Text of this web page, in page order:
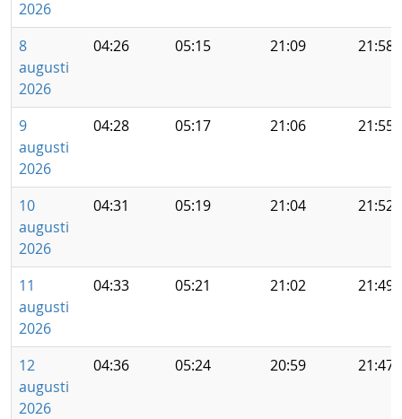
2026
8
augusti
2026
04:26 05:15 21:09 21:58
9
augusti
2026
04:28 05:17 21:06 21:55
10
augusti
2026
04:31 05:19 21:04 21:52
11
augusti
2026
04:33 05:21 21:02 21:49
12
augusti
2026
04:36 05:24 20:59 21:47